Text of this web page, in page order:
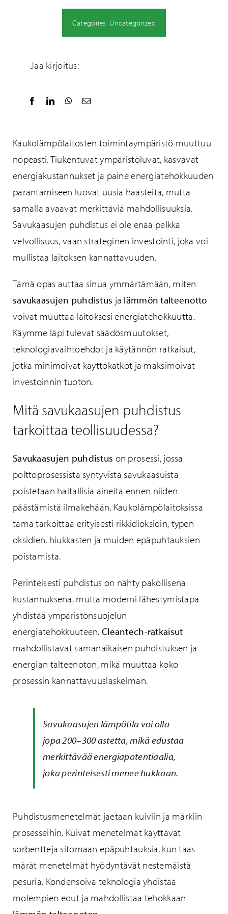
Categories: Uncategorized
Jaa kirjoitus:
Kaukolämpölaitosten toimintaympäristö muuttuu
nopeasti. Tiukentuvat ympäristöluvat, kasvavat
energiakustannukset ja paine energiatehokkuuden
parantamiseen luovat uusia haasteita, mutta
samalla avaavat merkittäviä mahdollisuuksia.
Savukaasujen puhdistus ei ole enää pelkkä
velvollisuus, vaan strateginen investointi, joka voi
mullistaa laitoksen kannattavuuden.
Tämä opas auttaa sinua ymmärtämään, miten
savukaasujen puhdistus ja lämmön talteenotto
voivat muuttaa laitoksesi energiatehokkuutta.
Käymme läpi tulevat säädösmuutokset,
teknologiavaihtoehdot ja käytännön ratkaisut,
jotka minimoivat käyttökatkot ja maksimoivat
investoinnin tuoton.
Mitä savukaasujen puhdistus
tarkoittaa teollisuudessa?
Savukaasujen puhdistus on prosessi, jossa
polttoprosessista syntyvistä savukaasuista
poistetaan haitallisia aineita ennen niiden
päästämistä ilmakehään. Kaukolämpölaitoksissa
tämä tarkoittaa erityisesti rikkidioksidin, typen
oksidien, hiukkasten ja muiden epäpuhtauksien
poistamista.
Perinteisesti puhdistus on nähty pakollisena
kustannuksena, mutta moderni lähestymistapa
yhdistää ympäristönsuojelun
energiatehokkuuteen. Cleantech-ratkaisut
mahdollistavat samanaikaisen puhdistuksen ja
energian talteenoton, mikä muuttaa koko
prosessin kannattavuuslaskelman.
Savukaasujen lämpötila voi olla
jopa 200–300 astetta, mikä edustaa
merkittävää energiapotentiaalia,
joka perinteisesti menee hukkaan.
Puhdistusmenetelmät jaetaan kuiviin ja märkiin
prosesseihin. Kuivat menetelmät käyttävät
sorbentteja sitomaan epäpuhtauksia, kun taas
märät menetelmät hyödyntävät nestemäistä
pesuria. Kondensoiva teknologia yhdistää
molempien edut ja mahdollistaa tehokkaan